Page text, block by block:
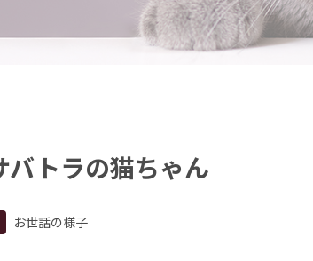
バトラの猫ちゃん
お世話の様子